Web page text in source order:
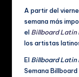
A partir del
semana más
el Billboard Latin
los artistas
El Billboard Latin
Semana